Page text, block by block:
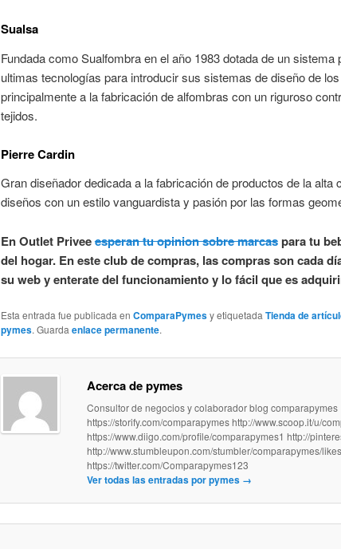
Sualsa
Fundada como Sualfombra en el año 1983 dotada de un sistema
ultimas tecnologías para introducir sus sistemas de diseño de
principalmente a la fabricación de alfombras con un riguroso
tejidos.
Pierre Cardin
Gran diseñador dedicada a la fabricación de productos de la alta
diseños con un estilo vanguardista y pasión por las formas
En Outlet Priveeesperan tu opinion sobre marcaspara tu
del hogar. En este club de compras, las compras son cada
su web y enterate del funcionamiento y lo fácil que es
Esta entrada fue publicada en ComparaPymesy etiquetada Tienda de
pymes. Guarda enlace permanente.
Acerca de pymes
Consultor de negocios y colaborador blog comparapymes
https://storify.com/comparapymes http://www.scoop.it/u/
https://www.diigo.com/profile/comparapymes1 http://
http://www.stumbleupon.com/stumbler/comparapymes/likes
https://twitter.com/Comparapymes123
Ver todas las entradas por pymes →